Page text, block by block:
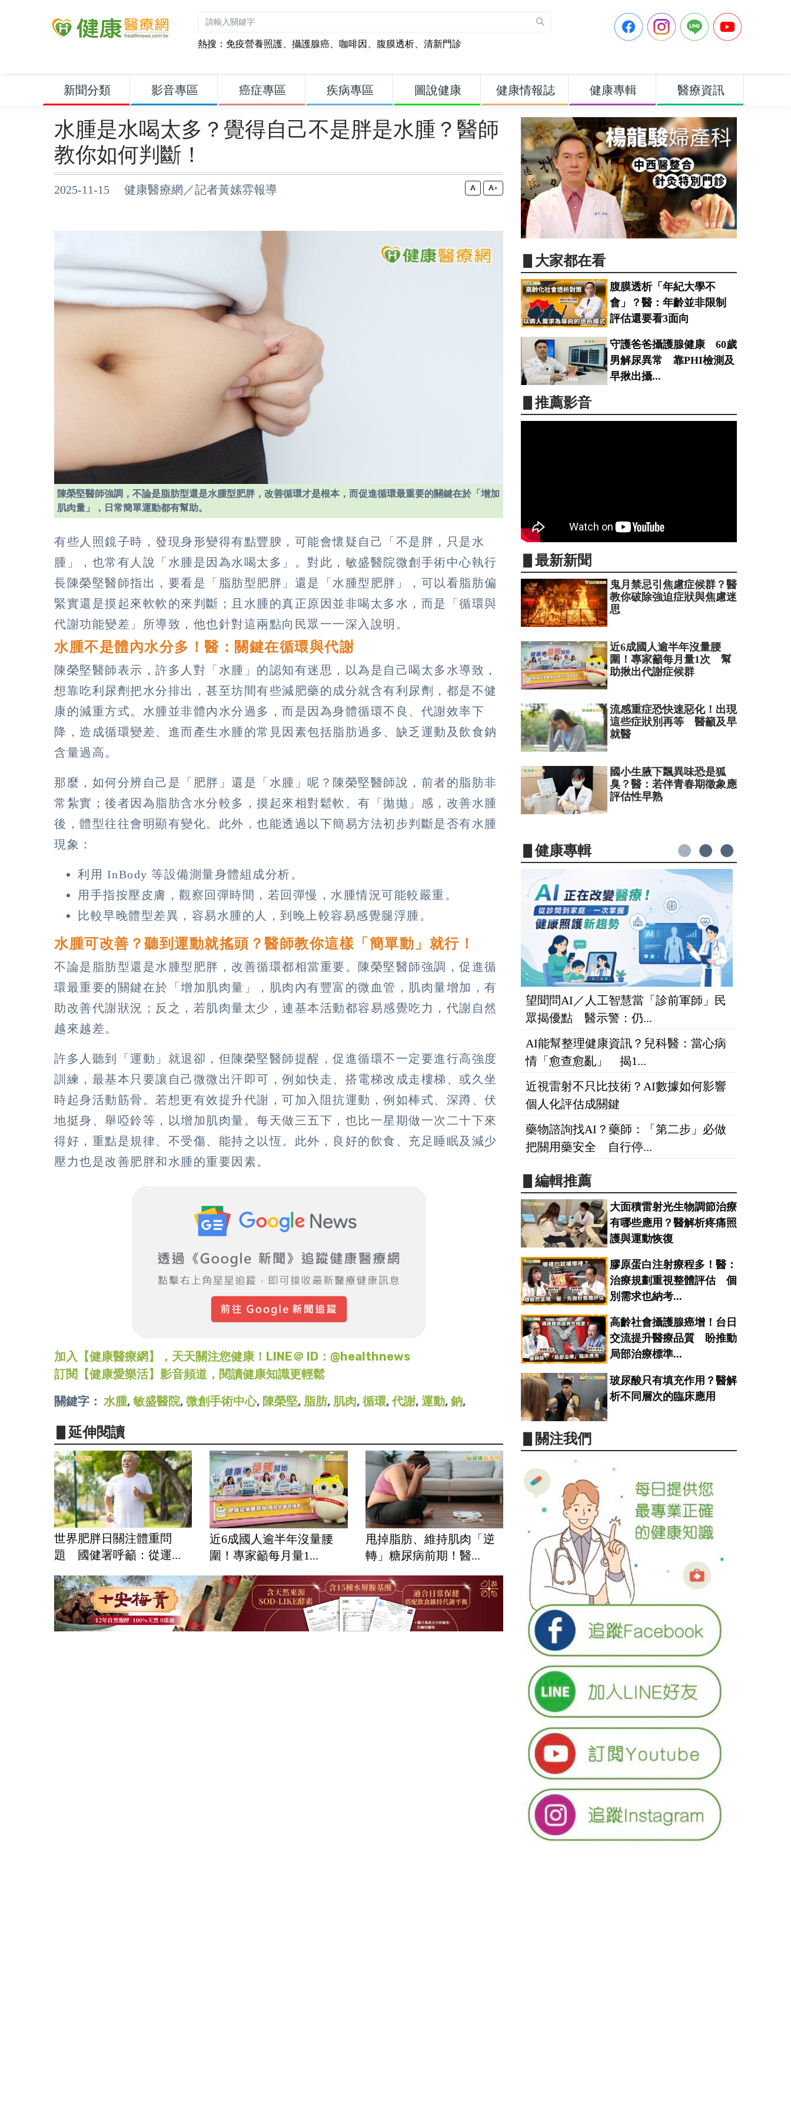
熱搜： 免疫營養照護、 攝護腺癌、 咖啡因、 腹膜透析、 清新門診
新聞分類 影音專區 癌症專區 疾病專區 圖說健康 健康情報誌 健康專輯 醫療資訊
水腫是水喝太多？覺得自己不是胖是水腫？醫師
教你如何判斷！
2025-11-15 健康醫療網／記者黃嫊雰報導 +
陳榮堅醫師強調，不論是脂肪型還是水腫型肥胖，改善循環才是根本，而促進循環最重要的關鍵在於「增加
肌肉量」，日常簡單運動都有幫助。
有些人照鏡子時，發現身形變得有點豐腴，可能會懷疑自己「不是胖，只是水
腫」，也常有人說「水腫是因為水喝太多」。對此，敏盛醫院微創手術中心執行
長陳榮堅醫師指出，要看是「脂肪型肥胖」還是「水腫型肥胖」，可以看脂肪偏
緊實還是摸起來軟軟的來判斷；且水腫的真正原因並非喝太多水，而是「循環與
代謝功能變差」所導致，他也針對這兩點向民眾一一深入說明。
水腫不是體內水分多！醫：關鍵在循環與代謝
陳榮堅醫師表示，許多人對「水腫」的認知有迷思，以為是自己喝太多水導致，
想靠吃利尿劑把水分排出，甚至坊間有些減肥藥的成分就含有利尿劑，都是不健
康的減重方式。水腫並非體內水分過多，而是因為身體循環不良、代謝效率下
降，造成循環變差、進而產生水腫的常見因素包括脂肪過多、缺乏運動及飲食鈉
含量過高。
那麼，如何分辨自己是「肥胖」還是「水腫」呢？陳榮堅醫師說，前者的脂肪非
常紮實；後者因為脂肪含水分較多，摸起來相對鬆軟、有「拋拋」感，改善水腫
後，體型往往會明顯有變化。此外，也能透過以下簡易方法初步判斷是否有水腫
現象：
利用 InBody 等設備測量身體組成分析。
用手指按壓皮膚，觀察回彈時間，若回彈慢，水腫情況可能較嚴重。
比較早晚體型差異，容易水腫的人，到晚上較容易感覺腿浮腫。
水腫可改善？聽到運動就搖頭？醫師教你這樣「簡單動」就行！
不論是脂肪型還是水腫型肥胖，改善循環都相當重要。陳榮堅醫師強調，促進循
環最重要的關鍵在於「增加肌肉量」，肌肉內有豐富的微血管，肌肉量增加，有
助改善代謝狀況；反之，若肌肉量太少，連基本活動都容易感覺吃力，代謝自然
越來越差。
許多人聽到「運動」就退卻，但陳榮堅醫師提醒，促進循環不一定要進行高強度
訓練，最基本只要讓自己微微出汗即可，例如快走、搭電梯改成走樓梯、或久坐
時起身活動筋骨。若想更有效提升代謝，可加入阻抗運動，例如棒式、深蹲、伏
地挺身、舉啞鈴等，以增加肌肉量。每天做三五下，也比一星期做一次二十下來
得好，重點是規律、不受傷、能持之以恆。此外，良好的飲食、充足睡眠及減少
壓力也是改善肥胖和水腫的重要因素。
加入【健康醫療網】，天天關注您健康！LINE＠ ID：@healthnews
訂閱【健康愛樂活】影音頻道，閱讀健康知識更輕鬆
關鍵字： 水腫, 敏盛醫院, 微創手術中心, 陳榮堅, 脂肪, 肌肉, 循環,代謝, 運動, 鈉,
▋延伸閱讀
世界肥胖日關注體重問
題 國健署呼籲：從運...
近6成國人逾半年沒量腰
圍！專家籲每月量1...
甩掉脂肪、維持肌肉「逆
轉」糖尿病前期！醫...
▋大家都在看
腹膜透析「年紀大學不
會」？醫：年齡並非限制
評估還要看3面向
守護爸爸攝護腺健康 60歲
男解尿異常 靠PHI檢測及
早揪出攝...
▋推薦影音
▋最新新聞
鬼月禁忌引焦慮症候群？醫
教你破除強迫症狀與焦慮迷
思
近6成國人逾半年沒量腰
圍！專家籲每月量1次 幫
助揪出代謝症候群
流感重症恐快速惡化！出現
這些症狀別再等 醫籲及早
就醫
國小生腋下飄異味恐是狐
臭？醫：若伴青春期徵象應
評估性早熟
▋健康專輯
望聞問AI／人工智慧當「診前軍師」民
眾揭優點 醫示警：仍...
AI能幫整理健康資訊？兒科醫：當心病
情「愈查愈亂」 揭1...
近視雷射不只比技術？AI數據如何影響
個人化評估成關鍵
藥物諮詢找AI？藥師：「第二步」必做
把關用藥安全 自行停...
▋編輯推薦
大面積雷射光生物調節治療
有哪些應用？醫解析疼痛照
護與運動恢復
膠原蛋白注射療程多！醫：
治療規劃重視整體評估 個
別需求也納考...
高齡社會攝護腺癌增！台日
交流提升醫療品質 盼推動
局部治療標準...
玻尿酸只有填充作用？醫解
析不同層次的臨床應用
▋關注我們